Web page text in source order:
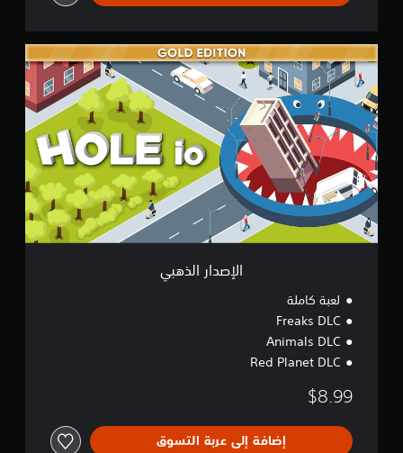
ا
ل
إ
ص
د
ا
ر
ا
ل
ذ
ب
ي
الإصدار الذهبي
لعبة كاملة
Freaks DLC
Animals DLC
Red Planet DLC
$8.99
إضافة إلى عربة التسوق